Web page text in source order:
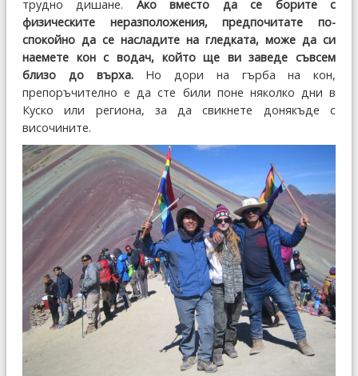
трудно дишане. Ако вместо да се борите с
физическите неразположения, предпочитате по-
спокойно да се насладите на гледката, може да си
наемете кон с водач, който ще ви заведе съвсем
близо до върха.Но дори на гърба на кон,
препоръчително е да сте били поне няколко дни в
Куско или региона, за да свикнете донякъде с
височините.